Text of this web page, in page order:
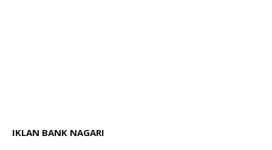
IKLAN BANK NAGARI